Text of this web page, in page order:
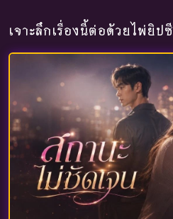
เจาะลึกเรื่องนี้ต่อด้วยไพ่ยิป